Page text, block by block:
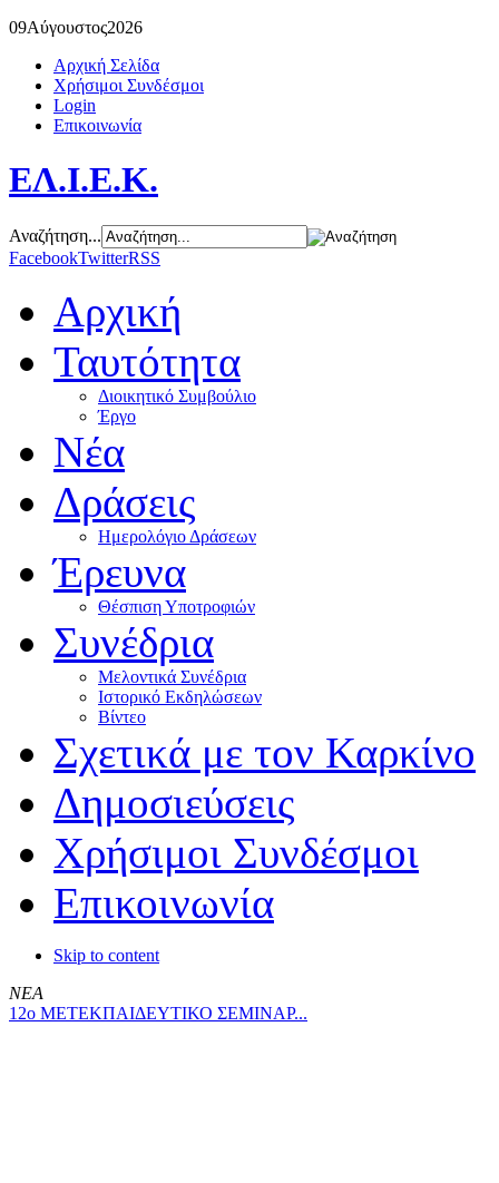
09Αύγουστος2026
Αρχική Σελίδα
Χρήσιμοι Συνδέσμοι
Login
Επικοινωνία
ΕΛ.Ι.Ε.Κ.
Αναζήτηση...
FacebookTwitterRSS
Αρχική
Ταυτότητα
Διοικητικό Συμβούλιο
Έργο
Νέα
Δράσεις
Ημερολόγιο Δράσεων
Έρευνα
Θέσπιση Υποτροφιών
Συνέδρια
Μελοντικά Συνέδρια
Ιστορικό Εκδηλώσεων
Βίντεο
Σχετικά με τον Καρκίνο
Δημοσιεύσεις
Χρήσιμοι Συνδέσμοι
Επικοινωνία
Skip to content
ΝΕΑ
12ο ΜΕΤΕΚΠΑΙΔΕΥΤΙΚΟ ΣΕΜΙΝΑΡ...